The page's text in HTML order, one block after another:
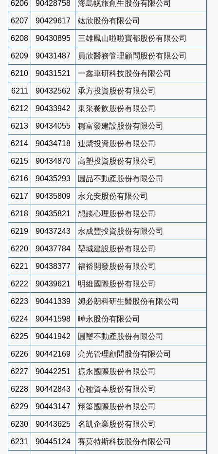
6206 90428758 海島幌旅創生股份有限公司
6207 90429617 竑欣股份有限公司
6208 90430895 三雄鳳山啦啦寶都股份有限公司
6209 90431487 員欣醫務管理顧問股份有限公司
6210 90431521 一鑫車研科技股份有限公司
6211 90432562 承方投資股份有限公司
6212 90433942 東采餐飲股份有限公司
6213 90434055 穩富發建設股份有限公司
6214 90434718 連聚投資股份有限公司
6215 90434870 高塑投資股份有限公司
6216 90435293 圓品不動產股份有限公司
6217 90435809 永允安股份有限公司
6218 90435821 想談心理股份有限公司
6219 90437243 永成豐投資股份有限公司
6220 90437784 堃城建設股份有限公司
6221 90438377 福裕開發股份有限公司
6222 90439621 明維國際股份有限公司
6223 90441339 姆必朗科研生醫股份有限公司
6224 90441598 曄永股份有限公司
6225 90441942 圓璽不動產股份有限公司
6226 90442169 亮光管理顧問股份有限公司
6227 90442251 振永國際股份有限公司
6228 90442843 心種資本股份有限公司
6229 90443147 翔筌國際股份有限公司
6230 90443625 名凱企業股份有限公司
6231 90445124 賽莫特斯科技股份有限公司